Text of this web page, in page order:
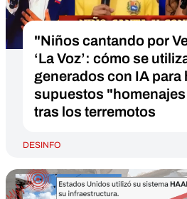
"Niños cantando por
‘La Voz’: cómo se
generados con IA para
supuestos "homenajes
tras los terremotos
DESINFO